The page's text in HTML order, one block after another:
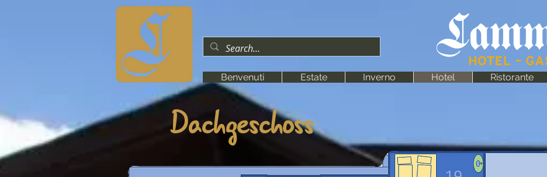
Benvenuti Estate Inverno Hotel Ristorante
Dachgeschoss